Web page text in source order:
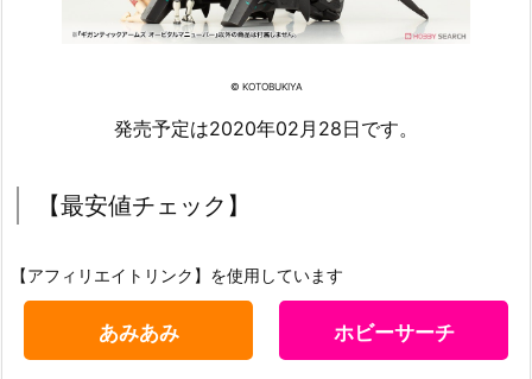
© KOTOBUKIYA
発売予定は2020年02月28日です。
【最安値チェック】
【アフィリエイトリンク】を使用しています
あみあみ ホビーサーチ